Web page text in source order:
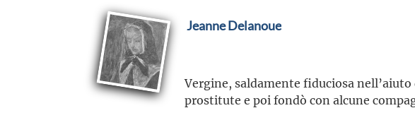
Jeanne Delanoue
Vergine, saldamente fiduciosa
prostitute e poi fondò con alcune